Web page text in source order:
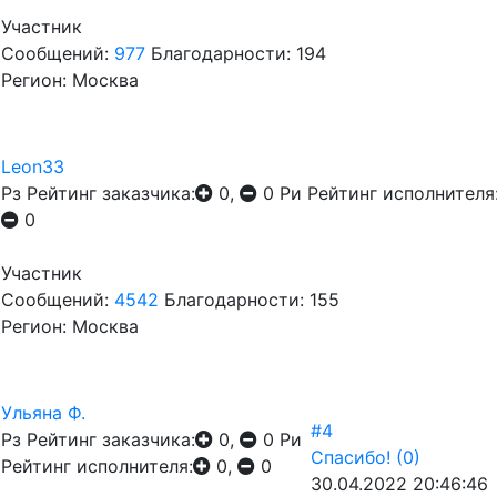
Участник
Сообщений: 977 Благодарности: 194
Регион: Москва
Leon33
Рз Рейтинг заказчика: 0, 0 Ри Рейтинг
0
Участник
Сообщений: 4542 Благодарности: 155
Регион: Москва
Ульяна Ф.
Рз Рейтинг заказчика: 0, 0 Ри
Рейтинг исполнителя:
0, 0
#4
Спасибо! (0)
30.04.2022 20:46:46